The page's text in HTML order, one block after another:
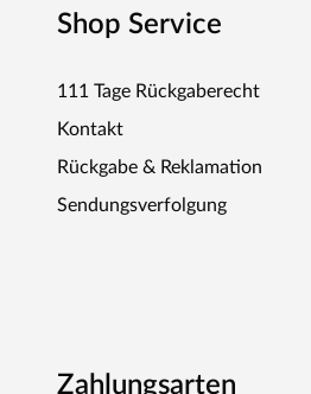
Shop Service
111 Tage Rückgaberecht
Kontakt
Rückgabe & Reklamation
Sendungsverfolgung
Zahlungsarten